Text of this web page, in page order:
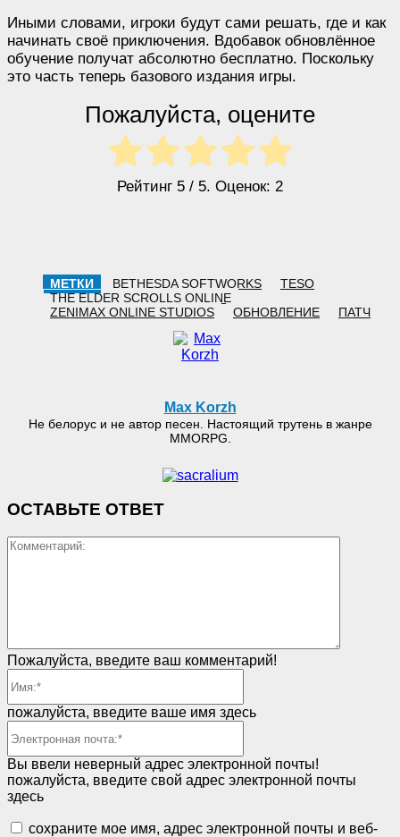
Иными словами, игроки будут сами решать, где и как
начинать своё приключения. Вдобавок обновлённое
обучение получат абсолютно бесплатно. Поскольку
это часть теперь базового издания игры.
Пожалуйста, оцените
Рейтинг 5 / 5. Оценок: 2
МЕТКИ BETHESDA SOFTWORKS
TESO
THE ELDER SCROLLS ONLINE
ZENIMAX ONLINE STUDIOS
ОБНОВЛЕНИЕ ПАТЧ
Max Korzh
Не белорус и не автор песен. Настоящий трутень в жанре
MMORPG.
ОСТАВЬТЕ ОТВЕТ
Пожалуйста, введите ваш комментарий!
пожалуйста, введите ваше имя здесь
Вы ввели неверный адрес электронной почты!
пожалуйста, введите свой адрес электронной почты
здесь
сохраните мое имя, адрес электронной почты и веб-